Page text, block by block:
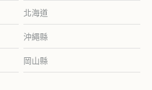
北海道
沖繩縣
岡山縣